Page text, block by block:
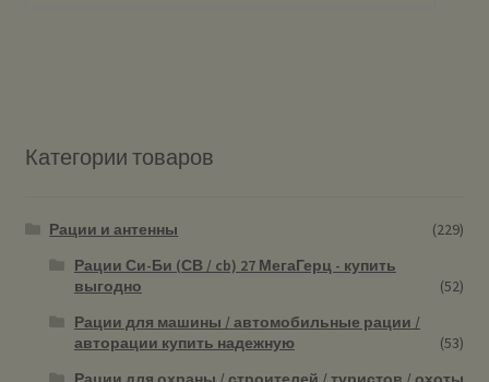
Категории товаров
Рации и антенны
(229)
Рации Си-Би (СВ / cb) 27 МегаГерц - купить
выгодно
(52)
Рации для машины / автомобильные рации /
авторации купить надежную
(53)